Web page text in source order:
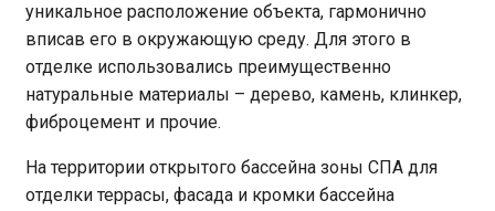
уникальное расположение объекта, гармонично
вписав его в окружающую среду. Для этого в
отделке использовались преимущественно
натуральные материалы – дерево, камень, клинкер,
фиброцемент и прочие.
На территории открытого бассейна зоны СПА для
отделки террасы, фасада и кромки бассейна